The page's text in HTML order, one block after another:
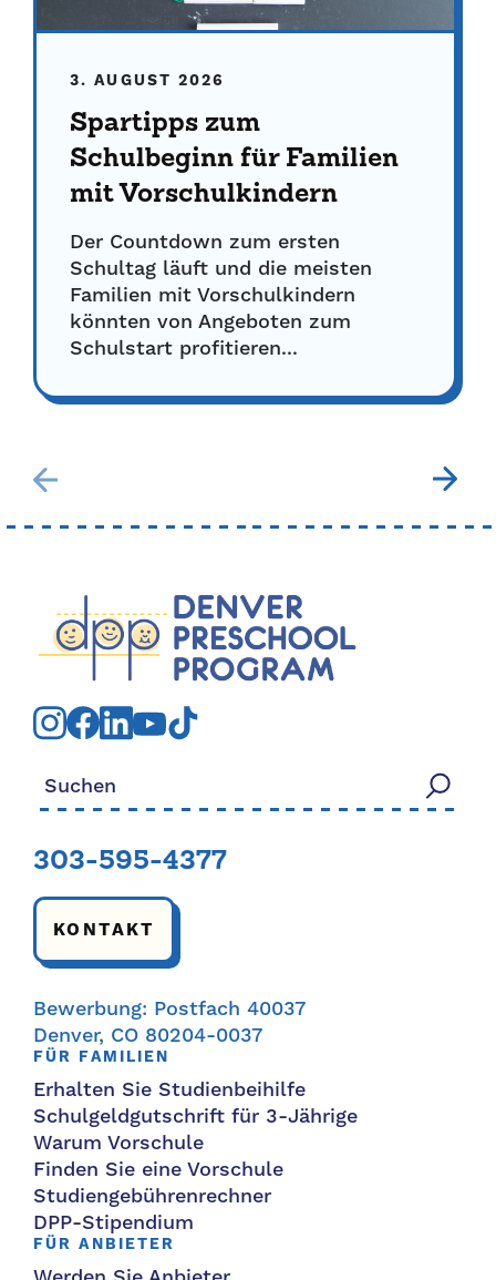
3. AUGUST 2026
Spartipps zum
Schulbeginn für Familien
mit Vorschulkindern
Der Countdown zum ersten
Schultag läuft und die meisten
Familien mit Vorschulkindern
könnten von Angeboten zum
Schulstart profitieren...
Suchen nach:
303-595-4377
KONTAKT
Bewerbung: Postfach 40037
Denver, CO 80204-0037
FÜR FAMILIEN
Erhalten Sie Studienbeihilfe
Schulgeldgutschrift für 3-Jährige
Warum Vorschule
Finden Sie eine Vorschule
Studiengebührenrechner
DPP-Stipendium
FÜR ANBIETER